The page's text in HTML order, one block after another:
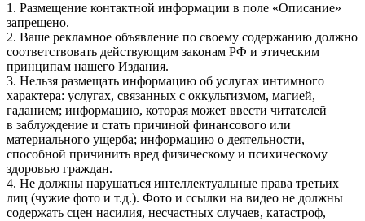
1. Размещение контактной информации в поле «Описание»
запрещено.
2. Ваше рекламное объявление по своему содержанию должно
соответствовать действующим законам РФ и этическим
принципам нашего Издания.
3. Нельзя размещать информацию об услугах интимного
характера: услугах, связанных с оккультизмом, магией,
гаданием; информацию, которая может ввести читателей
в заблуждение и стать причиной финансового или
материального ущерба; информацию о деятельности,
способной причинить вред физическому и психическому
здоровью граждан.
4. Не должны нарушаться интеллектуальные права третьих
лиц (чужие фото и т.д.). Фото и ссылки на видео не должны
содержать сцен насилия, несчастных случаев, катастроф,